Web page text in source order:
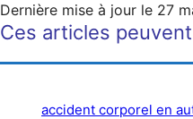
Dernière mise à jour le 27
Ces articles
accident corporel en